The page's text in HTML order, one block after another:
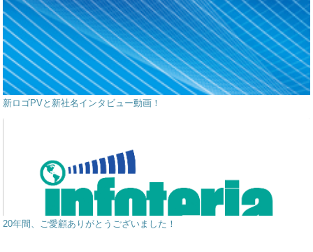
新ロゴPVと新社名インタビュー動画！
20年間、ご愛顧ありがとうございました！